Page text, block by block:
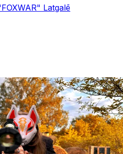
Latgalē